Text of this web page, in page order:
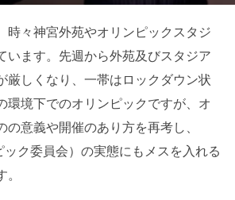
時々神宮外苑やオリンピックスタジ
います。先週から外苑及びスタジア
厳しくなり、一帯はロックダウン状
環境下でのオリンピックですが、オ
の意義や開催のあり方を再考し、
ック委員会）の実態にもメスを入れる